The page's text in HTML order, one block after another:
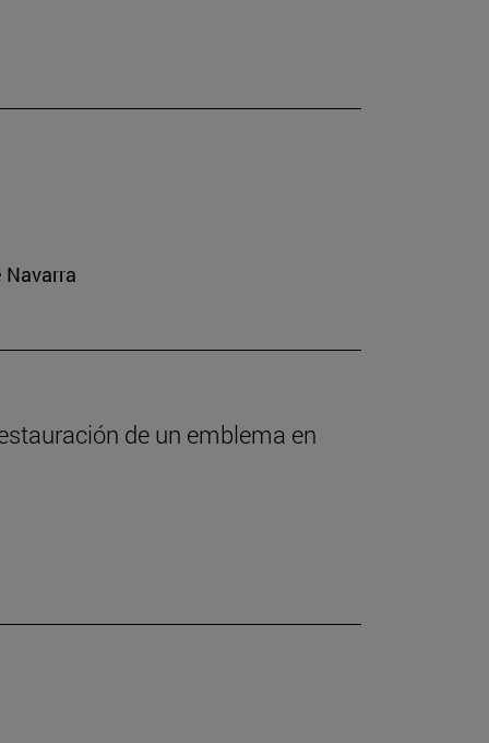
Navarra
de un emblema en